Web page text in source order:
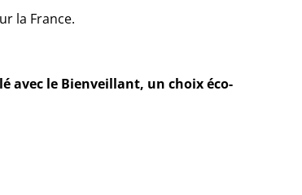
la France.
avec le Bienveillant, un choix éco-